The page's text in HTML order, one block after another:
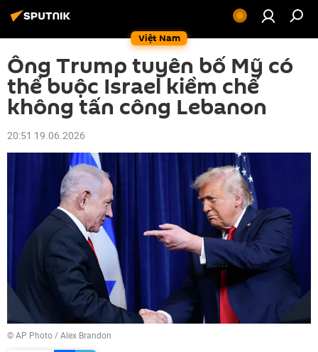
Việt Nam
Ông Trump tuyên bố Mỹ có
thể buộc Israel kiềm chế
không tấn công Lebanon
20:51 19.06.2026
© AP Photo / Alex Brandon